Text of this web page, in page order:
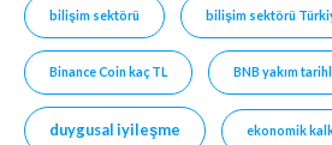
bilişim sektörü bilişim sektörü
Binance Coin kaç TL BNB yakım
duygusal iyileşme ekonomik